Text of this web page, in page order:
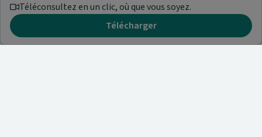
Téléconsultez en un clic, où que vous soyez.
Télécharger